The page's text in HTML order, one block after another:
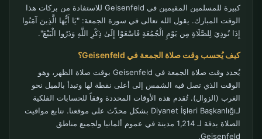
كبيرة للمسلمين المقيمين في Geisenfeld للاستفادة من بركات هذا
الوقت المبارك. يقول الله تعالى في سورة الجمعة: "يَا أَيُّهَا الَّذِينَ آمَنُوا
إِذَا نُودِيَ لِلصَّلَاةِ مِن يَوْمِ الْجُمُعَةِ فَاسْعَوْا إِلَىٰ ذِكْرِ اللَّهِ وَذَرُوا الْبَيْعَ".
كيف يُحسب وقت صلاة الجمعة في Geisenfeld؟
يُحدد وقت صلاة الجمعة في Geisenfeld بوقت صلاة الظهر، وهو
الوقت الذي تصل فيه الشمس إلى أعلى نقطة لها وتبدأ بالميل نحو
الغرب (الزوال). تُقدم هذه الأوقات المحددة وفقاً للحسابات الفلكية
لـDiyanet İşleri Başkanlığı بشكل محدّث على موقعنا. نتابع مواقيت
الصلاة بدقة لـ 1,214 مدينة في عموم ألمانيا ولجميع مناطق
Geisenfeld.